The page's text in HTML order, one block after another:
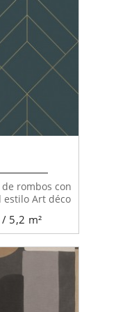
/ 5,2 m²
rombos con
estilo Art déco